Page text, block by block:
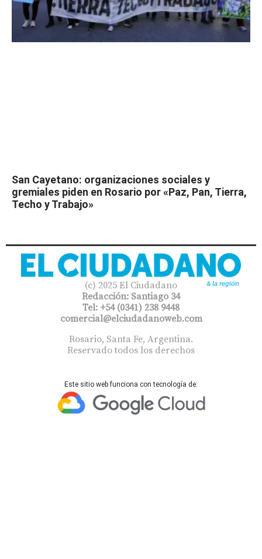
San Cayetano: organizaciones sociales y
gremiales piden en Rosario por «Paz, Pan, Tierra,
Techo y Trabajo»
(c) 2025 El Ciudadano
Redacción: Santiago 34
Tel: +54 (0341) 238 9448
comercial@elciudadanoweb.com​
Rosario, Santa Fe, Argentina.
Reservado todos los derechos
Este sitio web funciona con tecnología de: